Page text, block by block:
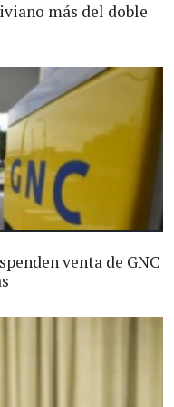
más del doble
venta de GNC